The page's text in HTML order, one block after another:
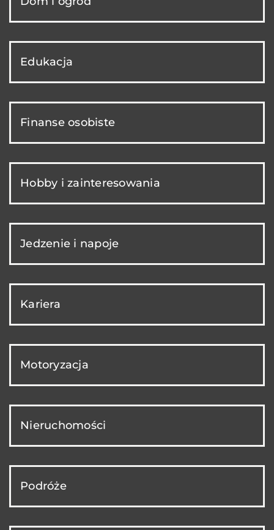
Edukacja
Finanse osobiste
Hobby i zainteresowania
Jedzenie i napoje
Kariera
Motoryzacja
Nieruchomości
Podróże